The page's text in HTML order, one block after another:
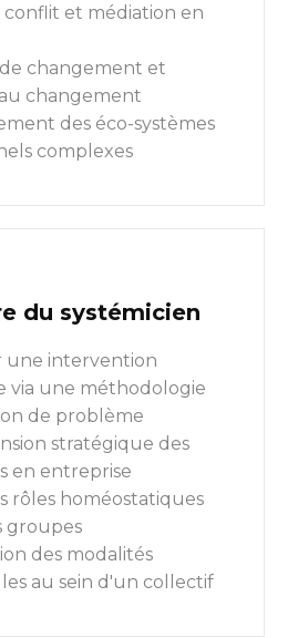
conflit et médiation en
changement et
changement
des éco-systèmes
complexes
du systémicien
intervention
via une méthodologie
de problème
stratégique des
en entreprise
rôles homéostatiques
groupes
des modalités
au sein d'un collectif